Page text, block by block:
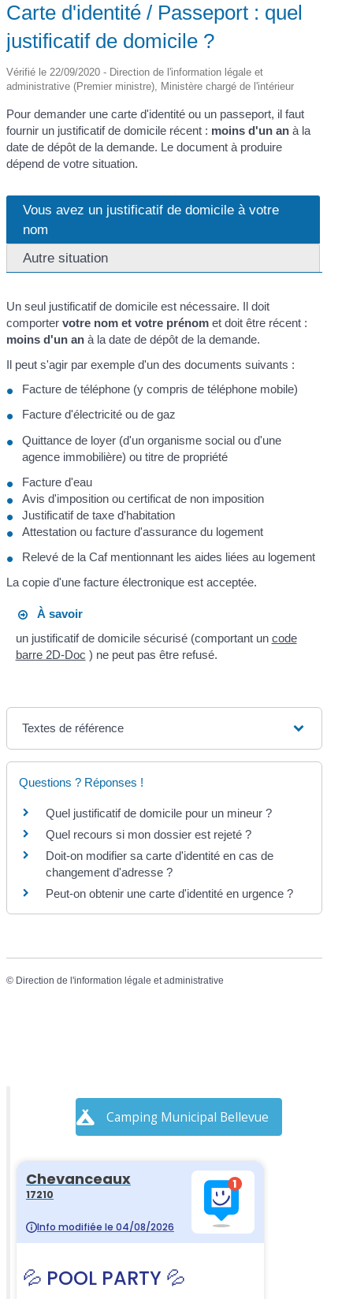
Carte d'identité / Passeport : quel
justificatif de domicile ?
Vérifié le 22/09/2020 - Direction de l'information légale et
administrative (Premier ministre), Ministère chargé de l'intérieur
Pour demander une carte d'identité ou un passeport, il faut
fournir un justificatif de domicile récent : moins d'un an à la
date de dépôt de la demande. Le document à produire
dépend de votre situation.
Vous avez un justificatif de domicile à votre
nom
Autre situation
Un seul justificatif de domicile est nécessaire. Il doit
comportervotre nom et votre prénom et doit être récent :
moins d'un an à la date de dépôt de la demande.
Il peut s'agir par exemple d'un des documents suivants :
Facture de téléphone (y compris de téléphone mobile)
Facture d'électricité ou de gaz
Quittance de loyer (d'un organisme social ou d'une
agence immobilière) ou titre de propriété
Facture d'eau
Avis d'imposition ou certificat de non imposition
Justificatif de taxe d'habitation
Attestation ou facture d'assurance du logement
Relevé de la Caf mentionnant les aides liées au logement
La copie d'une facture électronique est acceptée.
À savoir
un justificatif de domicile sécurisé (comportant un code
barre 2D-Doc ) ne peut pas être refusé.
Textes de référence
Questions ? Réponses !
Quel justificatif de domicile pour un mineur ?
Quel recours si mon dossier est rejeté ?
Doit-on modifier sa carte d'identité en cas de
changement d'adresse ?
Peut-on obtenir une carte d'identité en urgence ?
© Direction de l'information légale et administrative
Camping Municipal Bellevue